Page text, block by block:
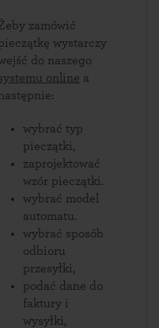
zamówić
wystarczy
do naszego
systemu online a
wybrać typ
pieczątki,
zaprojektować
wzór pieczątki.
wybrać model
automatu.
wybrać sposób
odbioru
przesyłki,
podać dane do
faktury i
wysyłki,